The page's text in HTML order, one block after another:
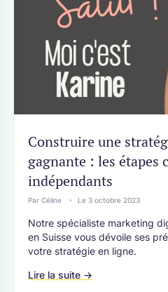
Construire une
gagnante : les étapes
indépendants
Par Céline Le 3 octobre 2023
Notre spécialiste marketing
en Suisse vous dévoile ses
votre stratégie en ligne.
Lire la suite →